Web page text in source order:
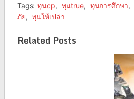
Tags: ทุนcp, ทุนtrue, ทุนการศึกษา,
ภัย, ทุนให้เปล่า
Related Posts